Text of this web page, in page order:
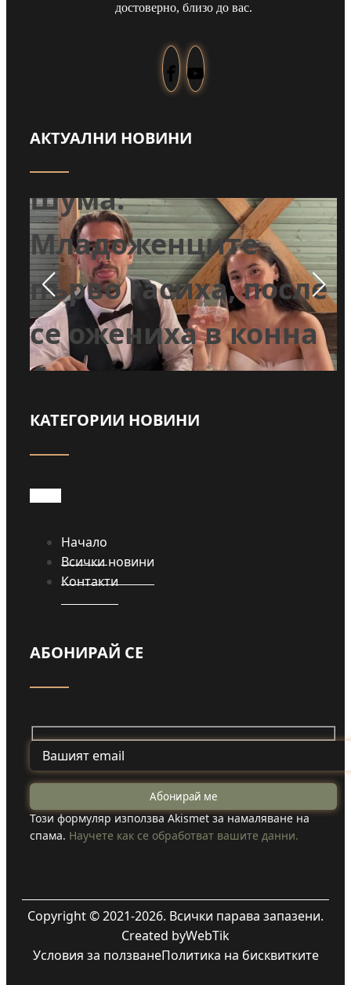
достоверно, близо до вас.
АКТУАЛНИ НОВИНИ
Задържаха мъж от
Смолча, заплашил
майка си с убийство
Прочети
КАТЕГОРИИ НОВИНИ
Начало
Всички новини
Контакти
АБОНИРАЙ СЕ
Този формуляр използва Akismet за намаляване на
спама. Научете как се обработват вашите данни.
Copyright © 2021-2026. Всички парава запазени.
Created byWebTik
Условия за ползванеПолитика на бисквитките